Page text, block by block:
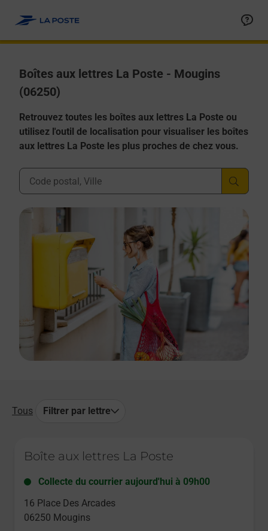
Boîtes aux lettres La Poste - Mougins
(06250)
Retrouvez toutes les boîtes aux lettres La Poste ou
utilisez l'outil de localisation pour visualiser les boîtes
aux lettres La Poste les plus proches de chez vous.
Ville, Département, Code Postal
Tous Filtrer par lettre
Boîte aux lettres La Poste
Collecte du courrier aujourd'hui à 09h00
16 Place Des Arcades
06250 Mougins